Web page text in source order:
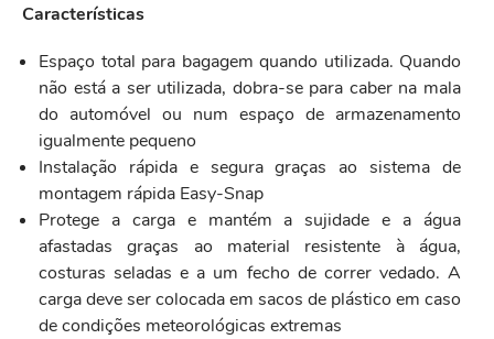
Características
Espaço total para bagagem quando utilizada. Quando
não está a ser utilizada, dobra-se para caber na mala
do automóvel ou num espaço de armazenamento
igualmente pequeno
Instalação rápida e segura graças ao sistema de
montagem rápida Easy-Snap
Protege a carga e mantém a sujidade e a água
afastadas graças ao material resistente à água,
costuras seladas e a um fecho de correr vedado. A
carga deve ser colocada em sacos de plástico em caso
de condições meteorológicas extremas